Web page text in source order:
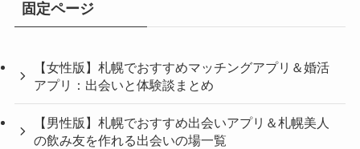
固定ページ
【女性版】札幌でおすすめマッチングアプリ＆婚活
アプリ：出会いと体験談まとめ
【男性版】札幌でおすすめ出会いアプリ＆札幌美人
の飲み友を作れる出会いの場一覧